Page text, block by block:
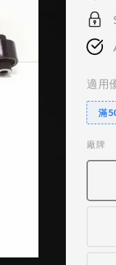
適用
滿
廠牌